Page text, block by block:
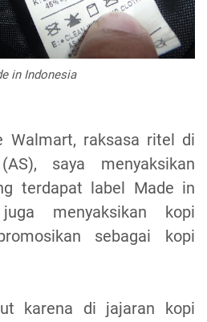
in Indonesia
Walmart, raksasa ritel di
saya menyaksikan
terdapat label Made in
menyaksikan kopi
sebagai kopi
karena di jajaran kopi